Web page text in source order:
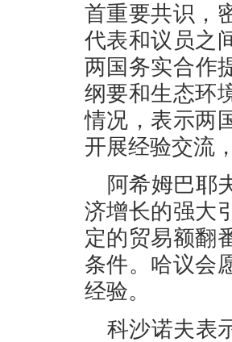
首重要共识，
代表和议员之
两国务实合作
纲要和生态环
情况，表示两
开展经验交流
阿希姆巴耶
济增长的强大
定的贸易额翻
条件。哈议会
经验。
科沙诺夫表